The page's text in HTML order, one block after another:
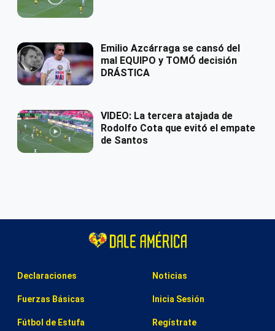
Emilio Azcárraga se cansó del
mal EQUIPO y TOMÓ decisión
DRÁSTICA
VIDEO: La tercera atajada de
Rodolfo Cota que evitó el empate
de Santos
Declaraciones
Fuerzas Básicas
Fútbol de Estufa
Noticias
Inicia Sesión
Regístrate